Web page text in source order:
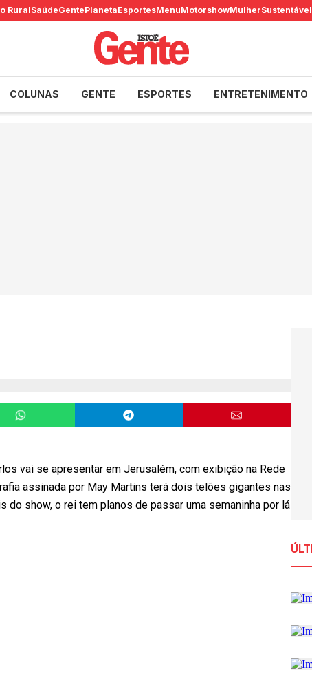
RuralSaúdeGentePlanetaEsportesMenuMotorshowMulherSustentável
COLUNAS GENTE ESPORTES ENTRETENIMENTO
vai se apresentar em Jerusalém, com exibição na Rede
assinada por May Martins terá dois telões gigantes nas
do show, o rei tem planos de passar uma semaninha por lá